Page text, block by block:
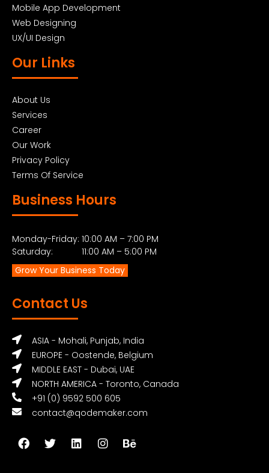
Mobile App Development
Web Designing
UX/UI Design
Our Links
About Us
Services
Career
Our Work
Privacy Policy
Terms Of Service
Business Hours
Monday-Friday: 10:00 AM – 7:00 PM
Saturday: 11:00 AM – 5:00 PM
Grow Your Business Today
Contact Us
ASIA - Mohali, Punjab, India
EUROPE - Oostende, Belgium
MIDDLE EAST - Dubai, UAE
NORTH AMERICA - Toronto, Canada
+91 (0) 9592 500 605
contact@qodemaker.com